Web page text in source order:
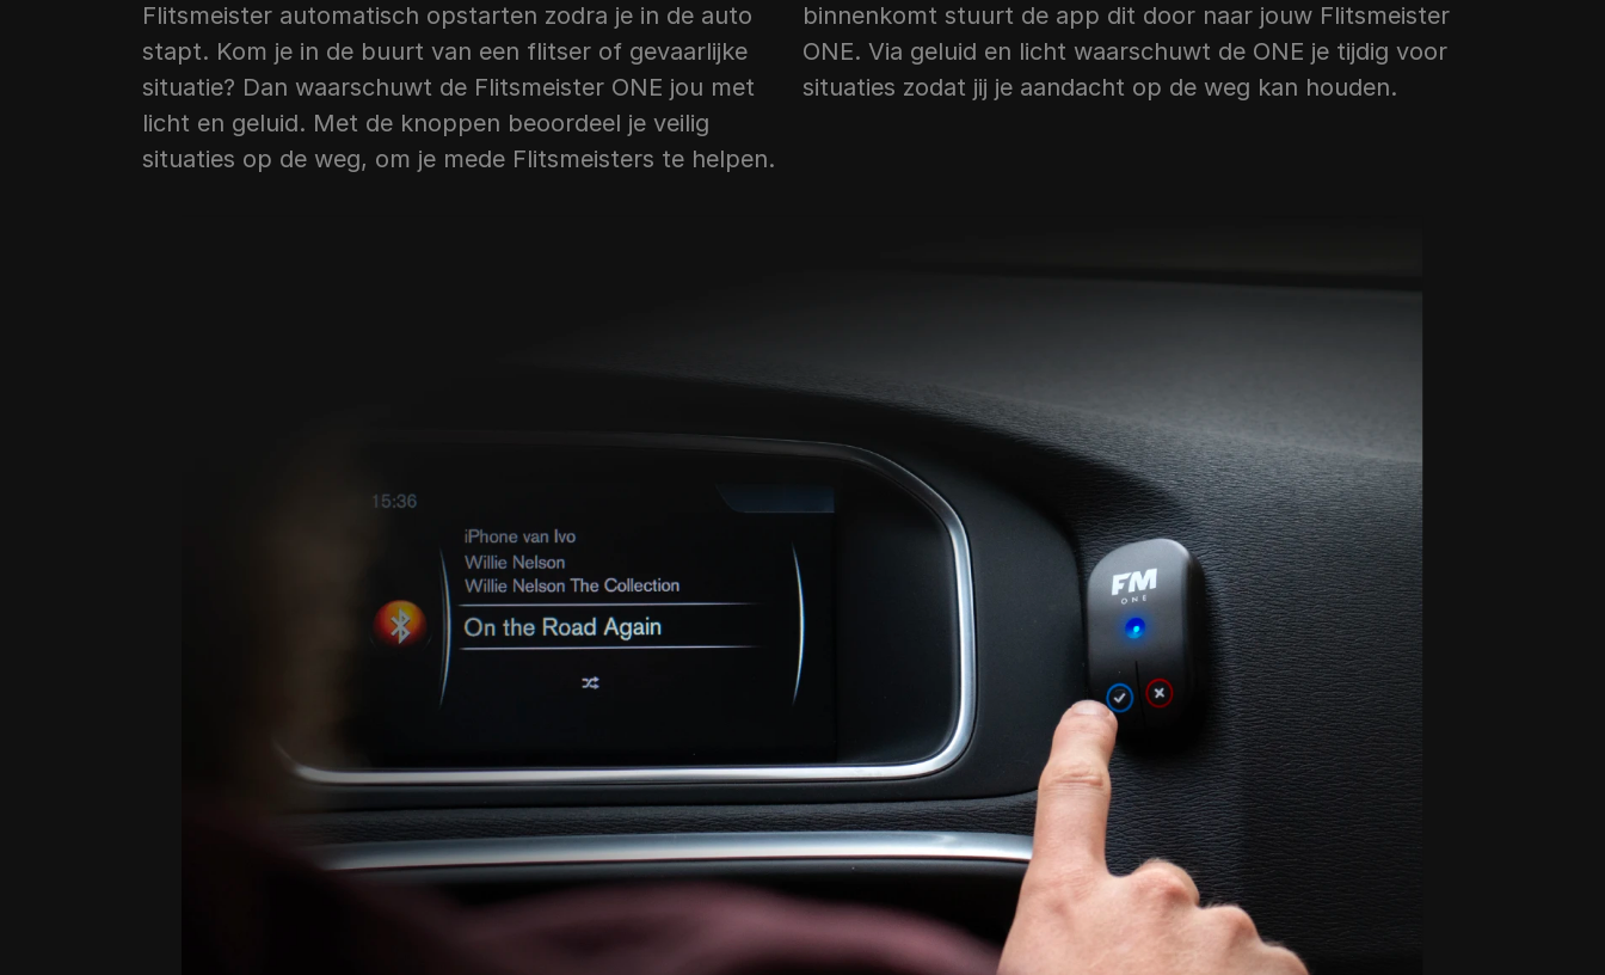
Flitsmeister automatisch opstarten zodra je in de auto
stapt. Kom je in de buurt van een flitser of gevaarlijke
situatie? Dan waarschuwt de Flitsmeister ONE jou met
licht en geluid. Met de knoppen beoordeel je veilig
situaties op de weg, om je mede Flitsmeisters te helpen.
binnenkomt stuurt de app dit door naar jouw Flitsmeister
ONE. Via geluid en licht waarschuwt de ONE je tijdig voor
situaties zodat jij je aandacht op de weg kan houden.